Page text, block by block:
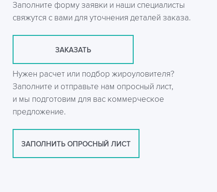
Заполните форму заявки и наши специалисты
свяжутся с вами для уточнения деталей заказа.
ЗАКАЗАТЬ
Нужен расчет или подбор жироуловителя?
Заполните и отправьте нам опросный лист,
и мы подготовим для вас коммерческое
предложение.
ЗАПОЛНИТЬ ОПРОСНЫЙ ЛИСТ